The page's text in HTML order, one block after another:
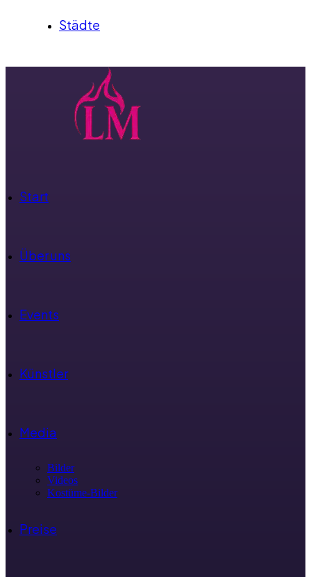
Städte
Start
Über uns
Events
Künstler
Media
Bilder
Videos
Kostüme-Bilder
Preise